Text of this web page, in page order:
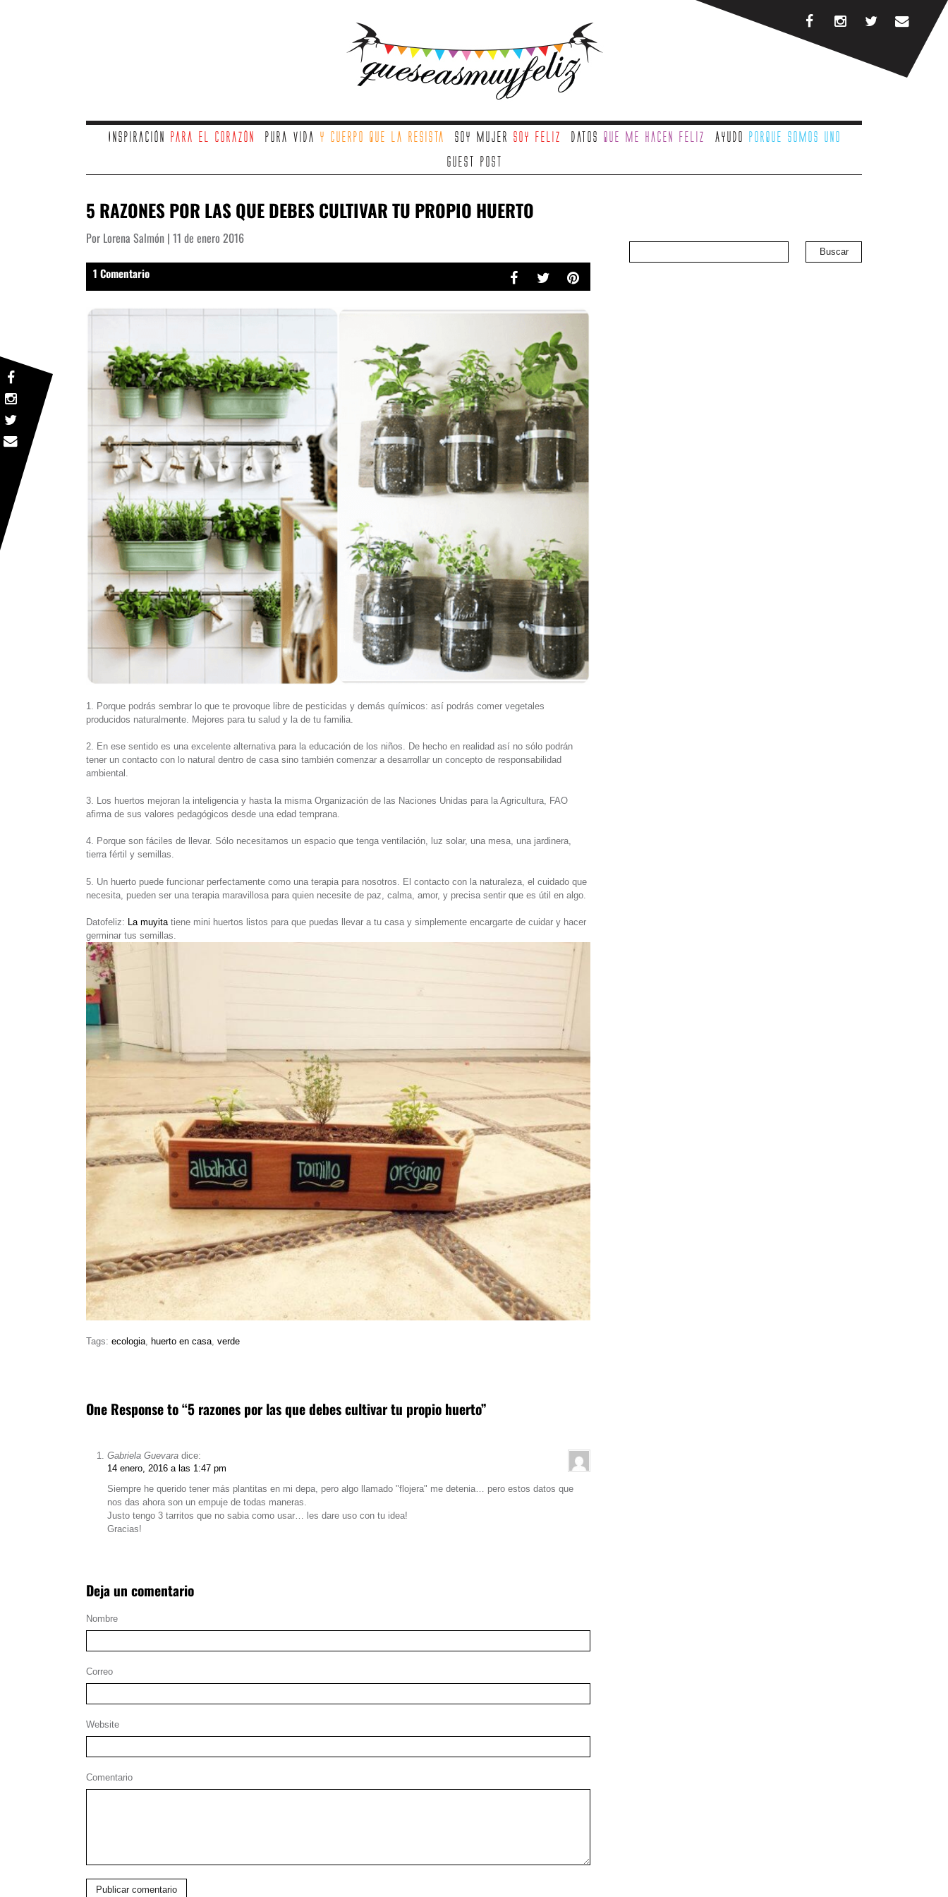
Inspiración para el corazón Pura vida y cuerpo que la resista Soy mujer soy feliz Datos que me hacen feliz Ayudo porque somos uno
Guest Post
5 RAZONES POR LAS QUE DEBES CULTIVAR TU PROPIO HUERTO
Por Lorena Salmón | 11 de enero 2016
1 Comentario
1. Porque podrás sembrar lo que te provoque libre de pesticidas y demás químicos: así podrás comer vegetales
producidos naturalmente. Mejores para tu salud y la de tu familia.
2. En ese sentido es una excelente alternativa para la educación de los niños. De hecho en realidad así no sólo podrán
tener un contacto con lo natural dentro de casa sino también comenzar a desarrollar un concepto de responsabilidad
ambiental.
3. Los huertos mejoran la inteligencia y hasta la misma Organización de las Naciones Unidas para la Agricultura, FAO
afirma de sus valores pedagógicos desde una edad temprana.
4. Porque son fáciles de llevar. Sólo necesitamos un espacio que tenga ventilación, luz solar, una mesa, una jardinera,
tierra fértil y semillas.
5. Un huerto puede funcionar perfectamente como una terapia para nosotros. El contacto con la naturaleza, el cuidado que
necesita, pueden ser una terapia maravillosa para quien necesite de paz, calma, amor, y precisa sentir que es útil en algo.
Datofeliz: La muyita tiene mini huertos listos para que puedas llevar a tu casa y simplemente encargarte de cuidar y hacer
germinar tus semillas.
Tags: ecologia huerto en casa verde
One Response to “5 razones por las que debes cultivar tu propio huerto”
Gabriela Guevara dice:
14 enero, 2016 a las 1:47 pm
Siempre he querido tener más plantitas en mi depa, pero algo llamado "flojera" me detenia… pero estos datos que
nos das ahora son un empuje de todas maneras.
Justo tengo 3 tarritos que no sabia como usar… les dare uso con tu idea!
Gracias!
Deja un comentario
Nombre
Correo
Website
Comentario
Publicar comentario
Buscar